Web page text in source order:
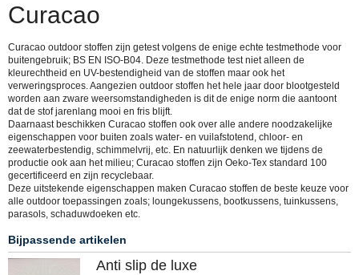
Curacao
Curacao outdoor stoffen zijn getest volgens de enige echte testmethode voor
buitengebruik; BS EN ISO-B04. Deze testmethode test niet alleen de
kleurechtheid en UV-bestendigheid van de stoffen maar ook het
verweringsproces. Aangezien outdoor stoffen het hele jaar door blootgesteld
worden aan zware weersomstandigheden is dit de enige norm die aantoont
dat de stof jarenlang mooi en fris blijft.
Daarnaast beschikken Curacao stoffen ook over alle andere noodzakelijke
eigenschappen voor buiten zoals water- en vuilafstotend, chloor- en
zeewaterbestendig, schimmelvrij, etc. En natuurlijk denken we tijdens de
productie ook aan het milieu; Curacao stoffen zijn Oeko-Tex standard 100
gecertificeerd en zijn recyclebaar.
Deze uitstekende eigenschappen maken Curacao stoffen de beste keuze voor
alle outdoor toepassingen zoals; loungekussens, bootkussens, tuinkussens,
parasols, schaduwdoeken etc.
Bijpassende artikelen
Anti slip de luxe